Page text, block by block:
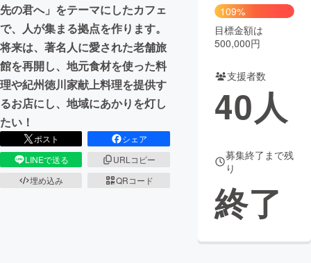
CAMPFIRE for Social Good
CAMPFIRE Creation
CAMPFIREふるさと納税machi-ya コミュニティ
先の君へ」をテーマにしたカフェ
で、人が集まる拠点を作ります。
将来は、著名人に愛された老舗旅
館を再開し、地元食材を使った料
理や紀州徳川家献上料理を提供す
るお店にし、地域にあかりを灯し
たい！
ポスト
シェア
LINEで送る
URLコピー
埋め込み
QRコード
109%
目標金額は
500,000円
支援者数
40人
募集終了まで残
り
終了